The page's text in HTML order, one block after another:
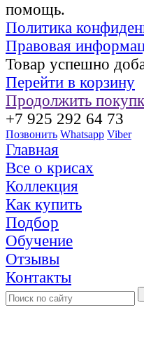
помощь.
Политика
Правовая
Товар успешно
Перейти в корзину
Продолжить
+7 925 292 64 73
Позвонить Whatsapp Viber
Главная
Все о крисах
Коллекция
Как купить
Подбор
Обучение
Отзывы
Контакты